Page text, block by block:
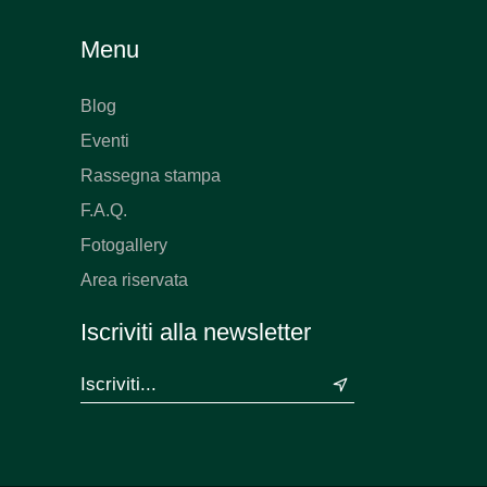
Menu
Blog
Eventi
Rassegna stampa
F.A.Q.
Fotogallery
Area riservata
Iscriviti alla newsletter
&